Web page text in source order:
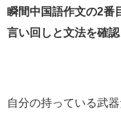
瞬間中国語作文の2番
言い回しと文法を確
自分の持っている武